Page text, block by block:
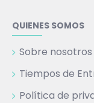
QUIENES SOMOS
Sobre nosotros
Tiempos de
Política de